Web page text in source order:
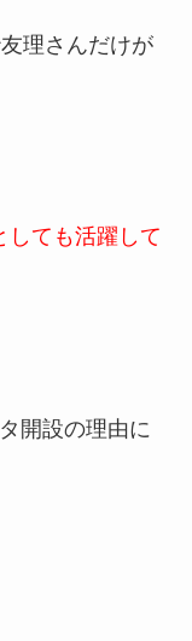
理さんだけが
しても活躍して
開設の理由に